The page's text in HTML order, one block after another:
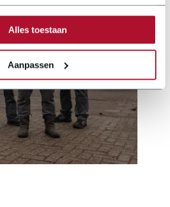
Alles toestaan
Aanpassen